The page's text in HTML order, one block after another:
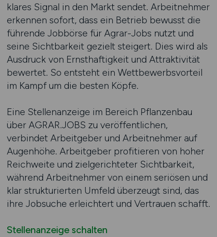
klares Signal in den Markt sendet. Arbeitnehmer
erkennen sofort, dass ein Betrieb bewusst die
führende Jobbörse für Agrar-Jobs nutzt und
seine Sichtbarkeit gezielt steigert. Dies wird als
Ausdruck von Ernsthaftigkeit und Attraktivität
bewertet. So entsteht ein Wettbewerbsvorteil
im Kampf um die besten Köpfe.
Eine Stellenanzeige im Bereich Pflanzenbau
über AGRAR.JOBS zu veröffentlichen,
verbindet Arbeitgeber und Arbeitnehmer auf
Augenhöhe. Arbeitgeber profitieren von hoher
Reichweite und zielgerichteter Sichtbarkeit,
während Arbeitnehmer von einem seriösen und
klar strukturierten Umfeld überzeugt sind, das
ihre Jobsuche erleichtert und Vertrauen schafft.
Stellenanzeige schalten